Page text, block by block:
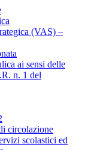
(VAS) –
ai sensi delle
n. 1 del
circolazione
scolastici ed